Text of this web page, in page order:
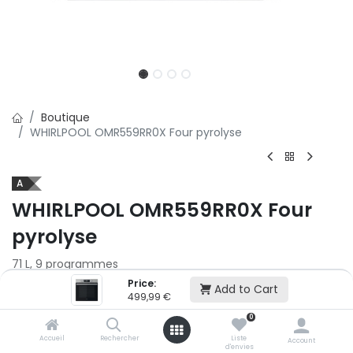
Price:
499,99 € Add to Cart
Accueil Rechercher
0
Liste
d'envies
Account
Boutique
WHIRLPOOL OMR559RR0X Four pyrolyse
A
WHIRLPOOL OMR559RR0X Four
pyrolyse
71 L, 9 programmes
€
Ajouter au panier